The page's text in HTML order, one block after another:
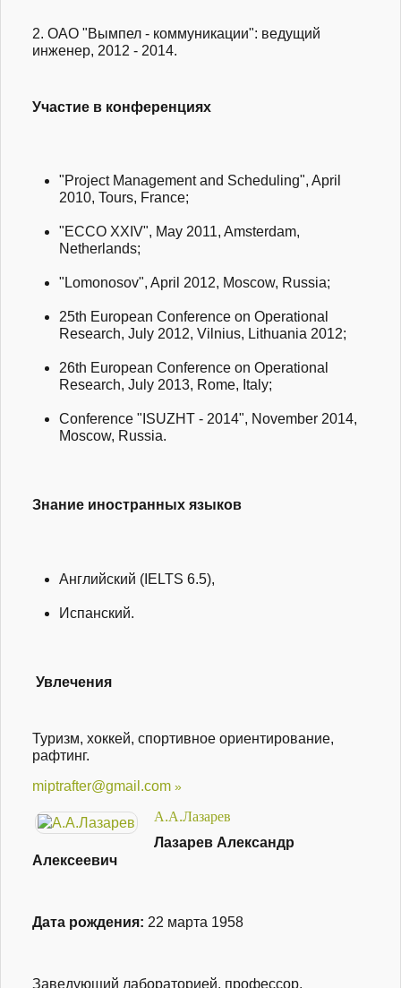
2. ОАО "Вымпел - коммуникации": ведущий
инженер, 2012 - 2014.
Участие в конференциях
"Project Management and Scheduling", April
2010, Tours, France;
"ECCO XXIV", May 2011, Amsterdam,
Netherlands;
"Lomonosov", April 2012, Moscow, Russia;
25th European Conference on Operational
Research, July 2012, Vilnius, Lithuania 2012;
26th European Conference on Operational
Research, July 2013, Rome, Italy;
Conference "ISUZHT - 2014", November 2014,
Moscow, Russia.
Знание иностранных языков
Английский (IELTS 6.5),
Испанский.
Увлечения
Туризм, хоккей, спортивное ориентирование,
рафтинг.
miptrafter@gmail.com
А.А.Лазарев
Лазарев Александр
Алексеевич
Дата рождения: 22 марта 1958
Заведующий лабораторией, профессор,